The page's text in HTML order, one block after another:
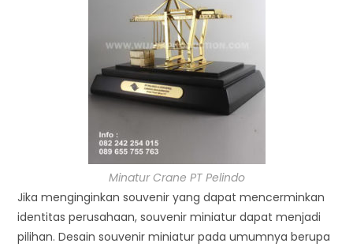
Minatur Crane PT Pelindo
Jika menginginkan souvenir yang dapat mencerminkan
identitas perusahaan, souvenir miniatur dapat menjadi
pilihan. Desain souvenir miniatur pada umumnya berupa